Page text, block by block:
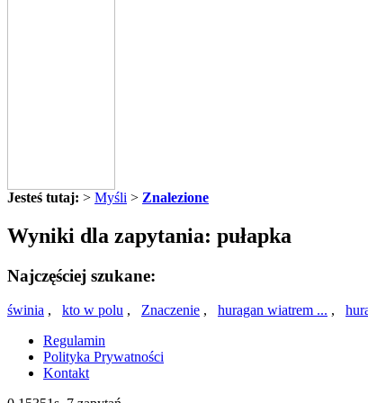
Jesteś tutaj: > Myśli > Znalezione
Wyniki dla zapytania: pułapka
Najczęściej szukane:
świnia , kto w polu , Znaczenie , huragan wiatrem ... ,
Regulamin
Polityka Prywatności
Kontakt